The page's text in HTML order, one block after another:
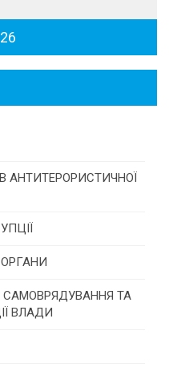
суспільства
АНТИТЕРОРИСТИЧНОЇ
ТА
ВЛАДИ